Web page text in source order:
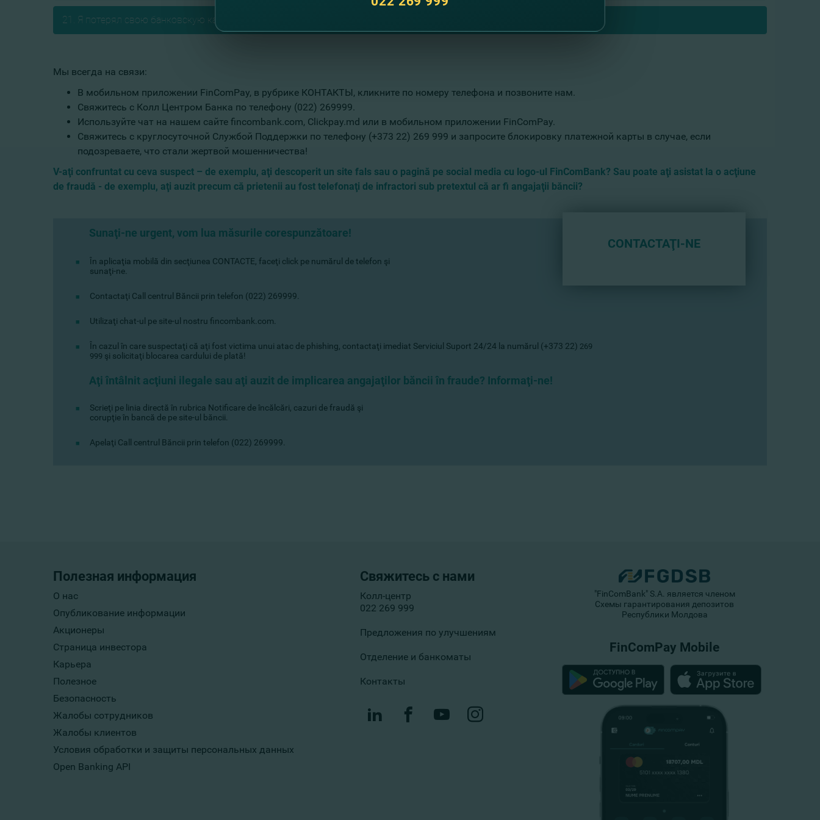
21. Я потерял свою банковскую карту. Что мне делать?
Мы всегда на связи:
В мобильном приложении FinComPay, в рубрике КОНТАКТЫ, кликните по номеру телефона и позвоните нам.
Свяжитесь с Колл Центром Банка по телефону (022) 269999.
Используйте чат на нашем сайте fincombank.com, Clickpay.md или в мобильном приложении FinComPay.
Свяжитесь с круглосуточной Службой Поддержки по телефону (+373 22) 269 999 и запросите блокировку платежной карты в случае, если
подозреваете, что стали жертвой мошенничества!
V-aţi confruntat cu ceva suspect – de exemplu, aţi descoperit un site fals sau o pagină pe social media cu logo-ul FinComBank? Sau poate aţi asistat la o acţiune
de fraudă - de exemplu, aţi auzit precum că prietenii au fost telefonaţi de infractori sub pretextul că ar fi angajaţii băncii?
CONTACTAŢI-NE
Sunaţi-ne urgent, vom lua măsurile corespunzătoare!
Î n aplicaţia mobilă din secţiunea CONTACTE, faceţi click pe numărul de telefon şi
sunaţi-ne.
Contactaţi Сall centrul Băncii prin telefon (022) 269999.
Utilizaţi chat-ul pe site-ul nostru fincombank.com.
În cazul în care suspectaţi că aţi fost victima unui atac de phishing, contactaţi imediat Serviciul Suport 24/24 la numărul (+373 22) 269
999 şi solicitaţi blocarea cardului de plată!
Aţi întâlnit acţiuni ilegale sau aţi auzit de implicarea angajaţilor băncii în fraude? Informaţi-ne!
Scrieţi pe linia directă în rubrica Notificare de încălcări, cazuri de fraudă şi
corupţie în bancă de pe site-ul băncii.
Apelaţi Call centrul Băncii prin telefon (022) 269999.
Полезная информация
О нас
Опубликование информации
Акционеры
Страница инвестора
Карьера
Полезное
Безопасность
Жалобы сотрудников
Жалобы клиентов
Условия обработки и защиты персональных данных
Open Banking API
Свяжитесь с нами
Колл-центр
022 269 999
Предложения по улучшениям
Отделение и банкоматы
Контакты
"FinComBank" S.A. является членом
Схемы гарантирования депозитов
Республики Молдова
FinComPay Mobile